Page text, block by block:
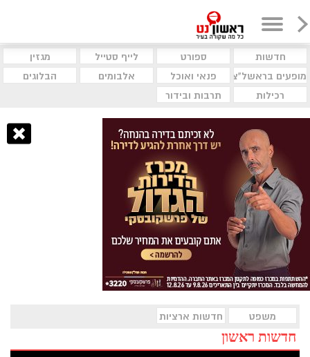
חדשות ספורט לייף סטייל
מגזין
מופעים בראשל"צ
פנאי ואוכל אלבומים
הבלוגים
רכילות
תרבות ובידור
משפט חדשות ארציות
חדשות ראשון